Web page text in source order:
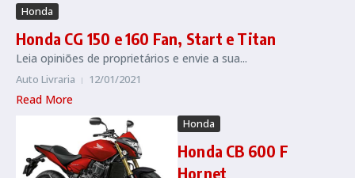
Honda
Honda CG 150 e 160 Fan, Start e Titan
Leia opiniões de proprietários e envie a sua...
Auto Livraria 12/01/2021
Read More
Honda
Honda CB 600 F
Hornet